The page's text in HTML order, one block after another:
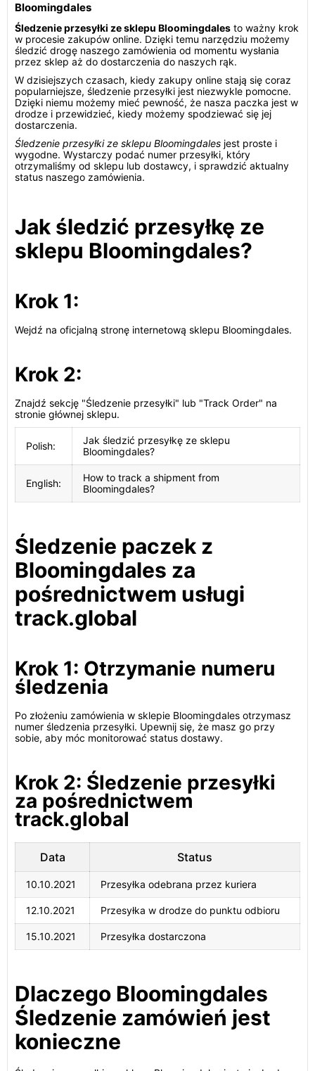
Bloomingdales
Śledzenie przesyłki ze sklepu Bloomingdales to ważny krok
w procesie zakupów online. Dzięki temu narzędziu możemy
śledzić drogę naszego zamówienia od momentu wysłania
przez sklep aż do dostarczenia do naszych rąk.
W dzisiejszych czasach, kiedy zakupy online stają się coraz
popularniejsze, śledzenie przesyłki jest niezwykle pomocne.
Dzięki niemu możemy mieć pewność, że nasza paczka jest w
drodze i przewidzieć, kiedy możemy spodziewać się jej
dostarczenia.
Śledzenie przesyłki ze sklepu Bloomingdales jest proste i
wygodne. Wystarczy podać numer przesyłki, który
otrzymaliśmy od sklepu lub dostawcy, i sprawdzić aktualny
status naszego zamówienia.
Jak śledzić przesyłkę ze
sklepu Bloomingdales?
Krok 1:
Wejdź na oficjalną stronę internetową sklepu Bloomingdales.
Krok 2:
Znajdź sekcję "Śledzenie przesyłki" lub "Track Order" na
stronie głównej sklepu.
Polish:
Jak śledzić przesyłkę ze sklepu
Bloomingdales?
English:
How to track a shipment from
Bloomingdales?
Śledzenie paczek z
Bloomingdales za
pośrednictwem usługi
track.global
Krok 1: Otrzymanie numeru
śledzenia
Po złożeniu zamówienia w sklepie Bloomingdales otrzymasz
numer śledzenia przesyłki. Upewnij się, że masz go przy
sobie, aby móc monitorować status dostawy.
Krok 2: Śledzenie przesyłki
za pośrednictwem
track.global
Data Status
10.10.2021 Przesyłka odebrana przez kuriera
12.10.2021 Przesyłka w drodze do punktu odbioru
15.10.2021 Przesyłka dostarczona
Dlaczego Bloomingdales
Śledzenie zamówień jest
konieczne